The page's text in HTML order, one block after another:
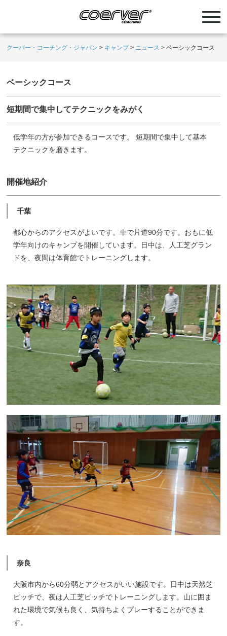
クーバー・コーチング・ジャパン > キャンプ> ニュース >ベーシックコース
ベーシックコース
短期間で集中してテクニックをみがく
低学年の方が参加できるコースです。 短期間で集中して基本
テクニックを磨きます。
開催地紹介
千葉
都心からのアクセスがよいです。車で片道90分です。おもに低
学年向けのキャンプを開催しています。日中は、人工芝グラン
ドを、夜間は体育館でトレーニングします。
奈良
大阪市内から60分弱とアクセスがいい施設です。日中は天然芝
ピッチで、夜は人工芝ピッチでトレーニングします。山に囲ま
れた環境で気候も良く、気持ちよくプレーすることができま
す。